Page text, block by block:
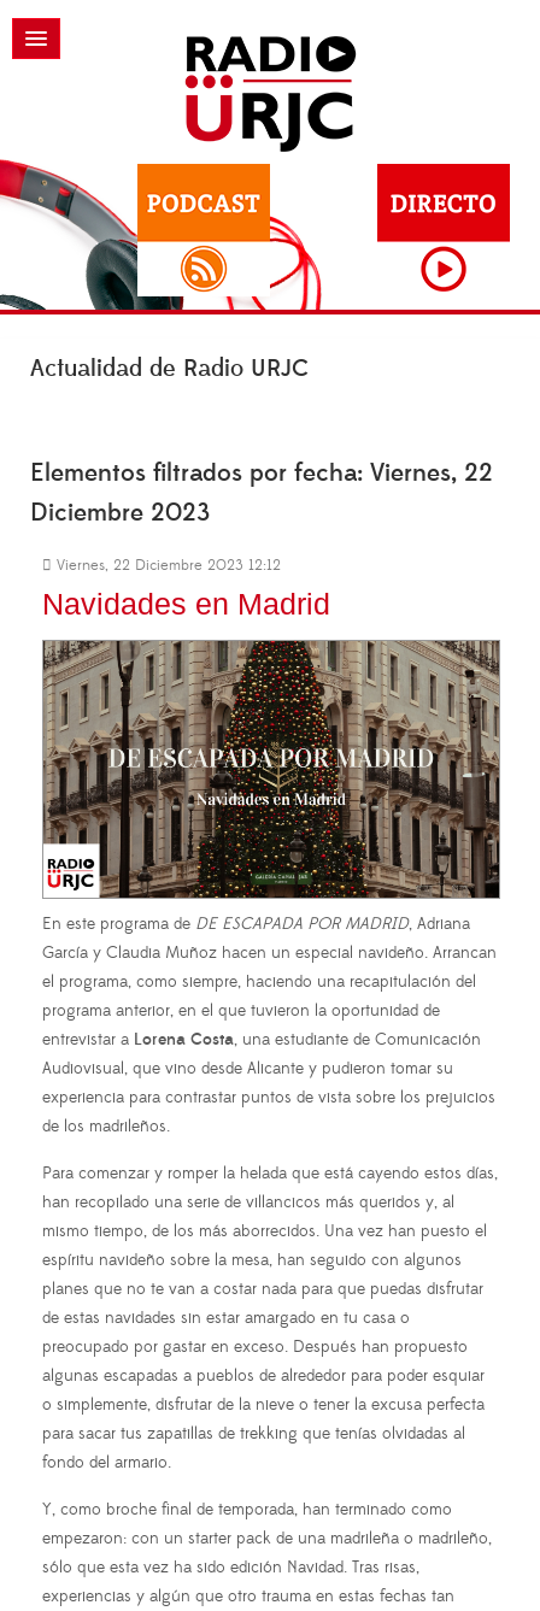
Actualidad de Radio URJC
Elementos filtrados por fecha: Viernes, 22
Diciembre 2023
Viernes, 22 Diciembre 2023 12:12
Navidades en Madrid
En este programa de DE ESCAPADA POR MADRID, Adriana
García y Claudia Muñoz hacen un especial navideño. Arrancan
el programa, como siempre, haciendo una recapitulación del
programa anterior, en el que tuvieron la oportunidad de
entrevistar a Lorena Costa, una estudiante de Comunicación
Audiovisual, que vino desde Alicante y pudieron tomar su
experiencia para contrastar puntos de vista sobre los prejuicios
de los madrileños.
Para comenzar y romper la helada que está cayendo estos días,
han recopilado una serie de villancicos más queridos y, al
mismo tiempo, de los más aborrecidos. Una vez han puesto el
espíritu navideño sobre la mesa, han seguido con algunos
planes que no te van a costar nada para que puedas disfrutar
de estas navidades sin estar amargado en tu casa o
preocupado por gastar en exceso. Después han propuesto
algunas escapadas a pueblos de alrededor para poder esquiar
o simplemente, disfrutar de la nieve o tener la excusa perfecta
para sacar tus zapatillas de trekking que tenías olvidadas al
fondo del armario.
Y, como broche final de temporada, han terminado como
empezaron: con un starter pack de una madrileña o madrileño,
sólo que esta vez ha sido edición Navidad. Tras risas,
experiencias y algún que otro trauma en estas fechas tan